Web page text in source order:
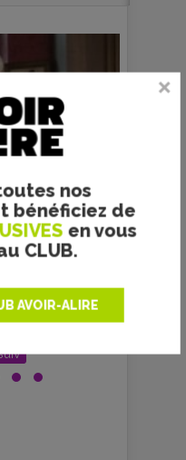
nos
bénéficiez de
en vous
CLUB.
AVOIR-ALIRE
/ Peter